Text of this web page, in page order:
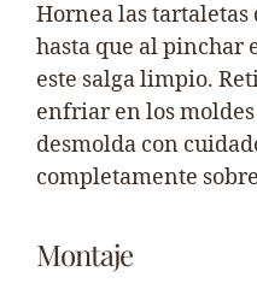
Hornea las
hasta que al pinchar
este salga limpio.
enfriar en los
desmolda con
completamente
Montaje